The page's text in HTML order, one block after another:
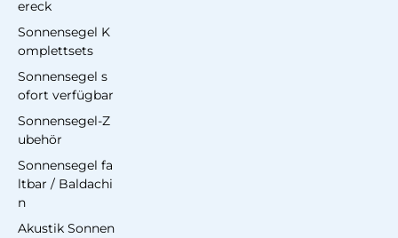
ereck
Sonnensegel K
omplettsets
Sonnensegel s
ofort verfügbar
Sonnensegel-Z
ubehör
Sonnensegel fa
ltbar / Baldachi
n
Akustik Sonnen